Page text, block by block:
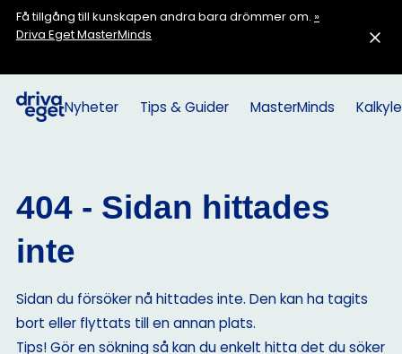
Få tillgång till kunskapen andra bara drömmer om. »
Driva Eget MasterMinds
Nyheter Tips & Guider MasterMinds
404 - Sidan hittades
inte
Sidan du försöker nå hittades inte. Den kan ha tagits
bort eller flyttats till en annan plats.
Tips! Gör en sökning så kan du enkelt hitta det du söker